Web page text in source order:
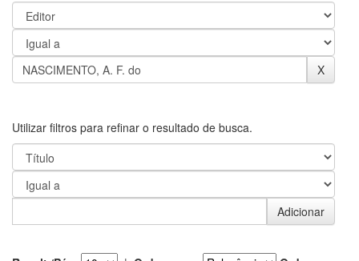
Utilizar filtros para refinar o resultado de busca.